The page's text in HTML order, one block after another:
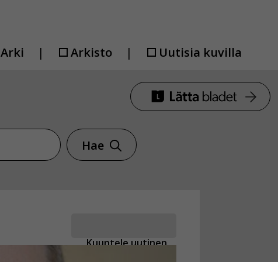
Arki Arkisto Uutisia kuvilla
Hae
Kuuntele uutinen